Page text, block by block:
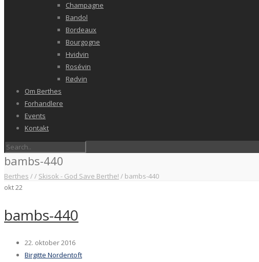
Champagne
Bandol
Bordeaux
Bourgogne
Hvidvin
Rosévin
Rødvin
Om Berthes
Forhandlere
Events
Kontakt
bambs-440
Berthes // Skisok - God Save Berthe! / bambs-440
okt22
bambs-440
22. oktober 2016
Birgitte Nordentoft